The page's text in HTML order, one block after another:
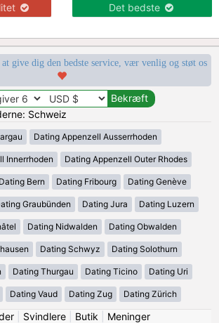
Det bedste
give dig den bedste service, vær venlig og støt os
Schweiz
Dating Appenzell Ausserrhoden
Innerrhoden Dating Appenzell Outer Rhodes
Dating Bern Dating Fribourg Dating Genève
Graubünden Dating Jura Dating Luzern
Dating Nidwalden Dating Obwalden
Dating Schwyz Dating Solothurn
Dating Thurgau Dating Ticino Dating Uri
Dating Vaud Dating Zug Dating Zürich
| Svindlere| Butik
Meninger